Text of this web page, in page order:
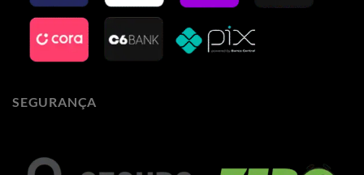
SEGURANÇA